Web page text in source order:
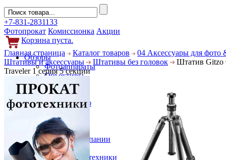
+7-831-2831133
Фотопрокат Комиссионка Акции
Корзина пуста.
Обзоры
Фотоаппараты
Объективы
Фильтры
Новости
Фото и видео
Аксессуары
Слухи
Новости компании
Услуги
Прокат фототехники
Главная страница Каталог товаров
04 Аксессуары для фото
Штативы и аксессуары
Штативы без головок
Штатив Gitzo
Traveler 1 серия 5 секции